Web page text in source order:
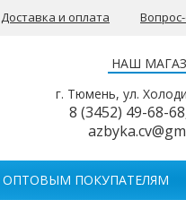
Доставка и оплата
НАШ
г. Тюмень, ул.
8 (3452) 49-68-68
ОПТОВЫМ ПОКУПАТЕЛЯМ